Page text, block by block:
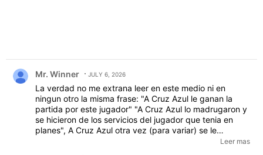
Mr. Winner JULY 6, 2026
La verdad no me extrana leer en este medio ni en
ningun otro la misma frase: "A Cruz Azul le ganan la
partida por este jugador" "A Cruz Azul lo madrugaron y
se hicieron de los servicios del jugador que tenia en
planes", A Cruz Azul otra vez (para variar) se le
adelantan y le quitan la promesa que queria par elLeer mas